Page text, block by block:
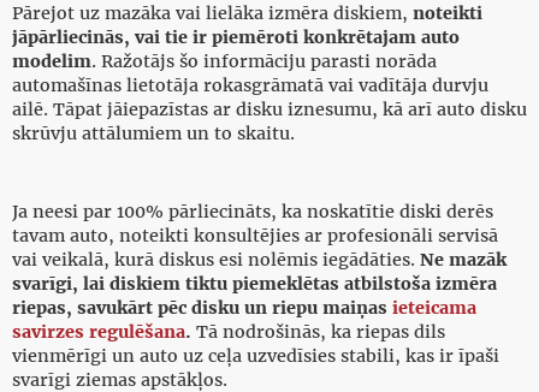
Pārejot uz mazāka vai lielāka izmēra diskiem, noteikti
jāpārliecinās, vai tie ir piemēroti konkrētajam auto
modelim. Ražotājs šo informāciju parasti norāda
automašīnas lietotāja rokasgrāmatā vai vadītāja durvju
ailē. Tāpat jāiepazīstas ar disku iznesumu, kā arī auto disku
skrūvju attālumiem un to skaitu.
Ja neesi par 100% pārliecināts, ka noskatītie diski derēs
tavam auto, noteikti konsultējies ar profesionāli servisā
vai veikalā, kurā diskus esi nolēmis iegādāties. Ne mazāk
svarīgi, lai diskiem tiktu piemeklētas atbilstoša izmēra
riepas, savukārt pēc disku un riepu maiņas ieteicama
savirzes regulēšana. Tā nodrošinās, ka riepas dils
vienmērīgi un auto uz ceļa uzvedīsies stabili, kas ir īpaši
svarīgi ziemas apstākļos.